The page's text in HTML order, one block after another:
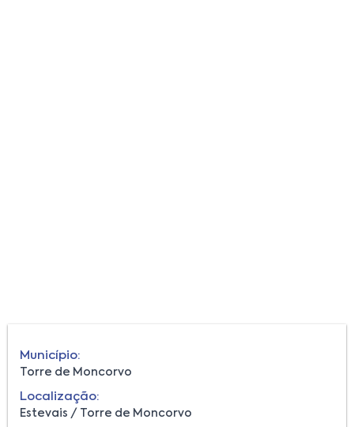
Município:
Torre de Moncorvo
Localização:
Estevais / Torre de Moncorvo